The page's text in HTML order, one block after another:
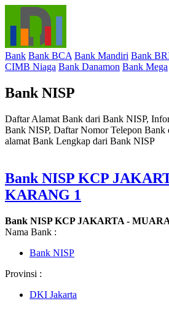
Bank Bank BCA Bank Mandiri Bank
CIMB Niaga Bank Danamon Bank Mega
Bank NISP
Daftar Alamat Bank dari Bank NISP,
Bank NISP, Daftar Nomor Telepon Bank
alamat Bank Lengkap dari Bank NISP
Bank NISP KCP
KARANG 1
Bank NISP KCP JAKARTA -
Nama Bank :
Bank NISP
Provinsi :
DKI Jakarta